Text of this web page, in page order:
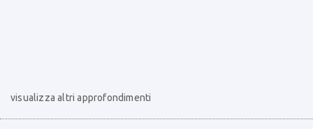
visualizza altri approfondimenti